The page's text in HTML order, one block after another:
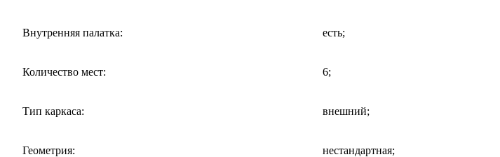
Внутренняя палатка: есть;
Количество мест: 6;
Тип каркаса: внешний;
Геометрия: нестандартная;